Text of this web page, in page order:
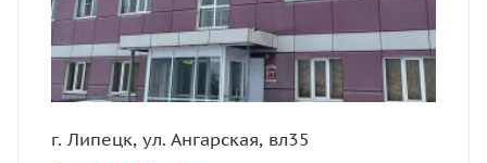
г. Липецк, ул. Ангарская, вл35